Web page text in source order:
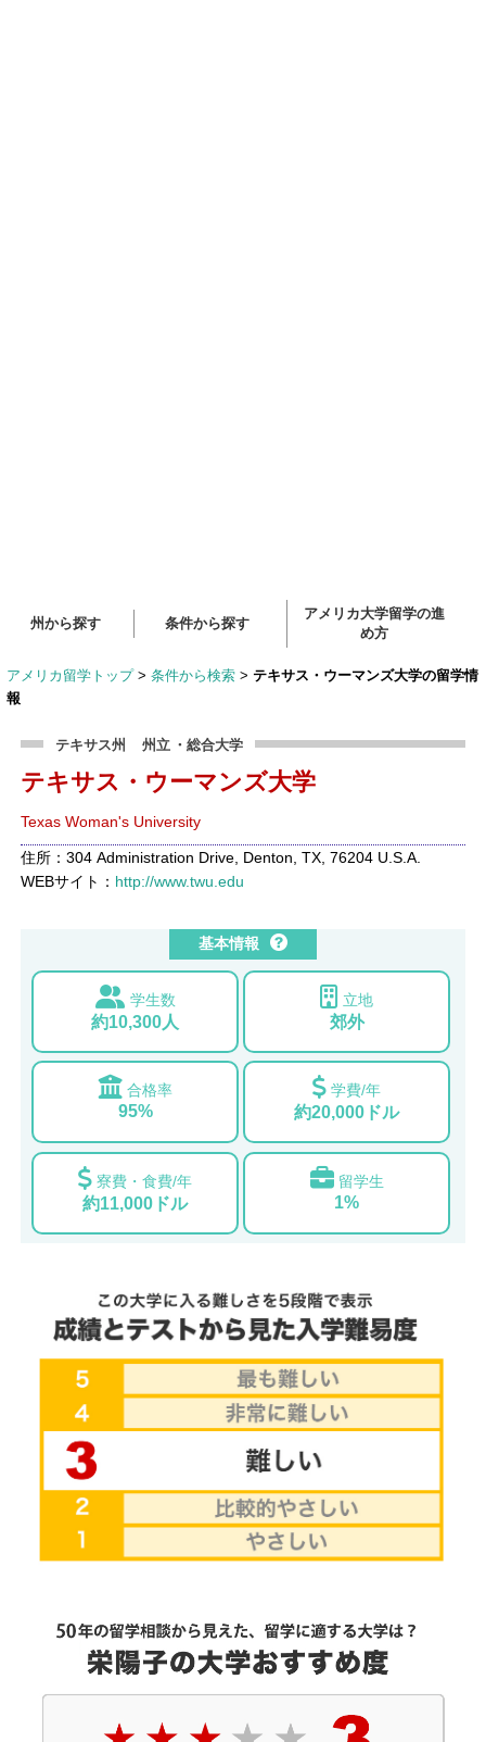
州から探す 条件から探す
アメリカ大学留学の進
め方
アメリカ留学トップ > 条件から検索 > テキサス・ウーマンズ大学の留学情
報
テキサス州 州立 ・総合大学
テキサス・ウーマンズ大学
Texas Woman's University
住所：304 Administration Drive, Denton, TX, 76204 U.S.A.
WEBサイト： http://www.twu.edu
基本情報
学生数
約10,300人
立地
郊外
合格率
95%
学費/年
約20,000ドル
寮費・食費/年
約11,000ドル
留学生
1%